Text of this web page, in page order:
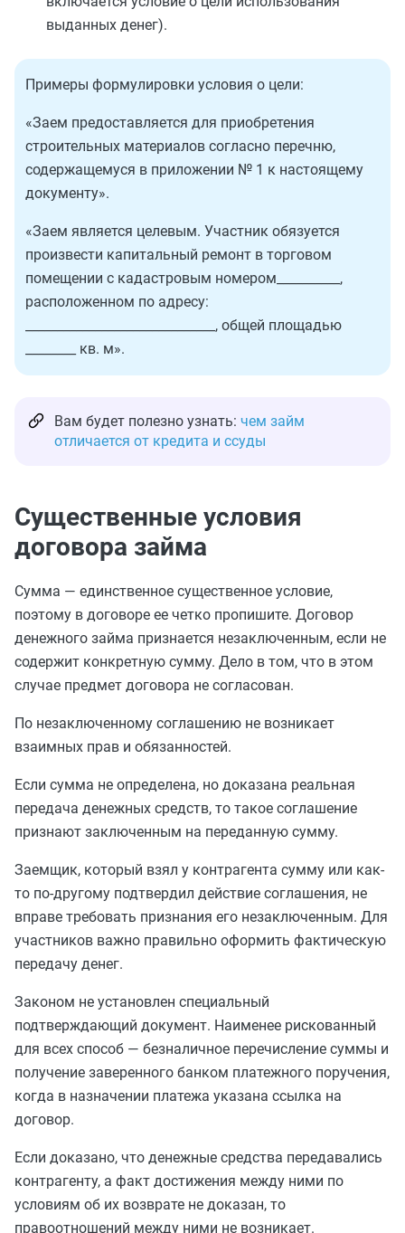
выданных денег).
Примеры формулировки условия о цели:
«Заем предоставляется для приобретения
строительных материалов согласно перечню,
содержащемуся в приложении № 1 к настоящему
документу».
«Заем является целевым. Участник обязуется
произвести капитальный ремонт в торговом
помещении с кадастровым номером__________,
расположенном по адресу:
______________________________, общей площадью
________ кв. м».
Вам будет полезно узнать: чем займ
отличается от кредита и ссуды
Существенные условия
договора займа
Сумма — единственное существенное условие,
поэтому в договоре ее четко пропишите. Договор
денежного займа признается незаключенным, если не
содержит конкретную сумму. Дело в том, что в этом
случае предмет договора не согласован.
По незаключенному соглашению не возникает
взаимных прав и обязанностей.
Если сумма не определена, но доказана реальная
передача денежных средств, то такое соглашение
признают заключенным на переданную сумму.
Заемщик, который взял у контрагента сумму или как-
то по-другому подтвердил действие соглашения, не
вправе требовать признания его незаключенным. Для
участников важно правильно оформить фактическую
передачу денег.
Законом не установлен специальный
подтверждающий документ. Наименее рискованный
для всех способ — безналичное перечисление суммы и
получение заверенного банком платежного поручения,
когда в назначении платежа указана ссылка на
договор.
Если доказано, что денежные средства передавались
контрагенту, а факт достижения между ними по
условиям об их возврате не доказан, то
правоотношений между ними не возникает.